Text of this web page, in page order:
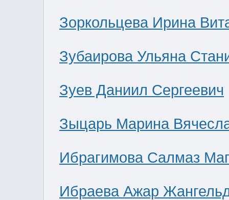
Зоркольцева Ирина
Зубаирова Ульяна
Зуев Даниил Сергеевич
Зыцарь Марина
Ибрагимова Салмаз
Ибраева Ажар